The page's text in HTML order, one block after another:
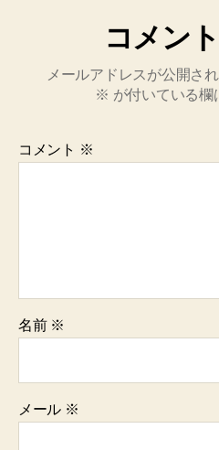
コメン
メールアドレスが公開さ
※ が付いている欄
コメント ※
名前 ※
メール ※